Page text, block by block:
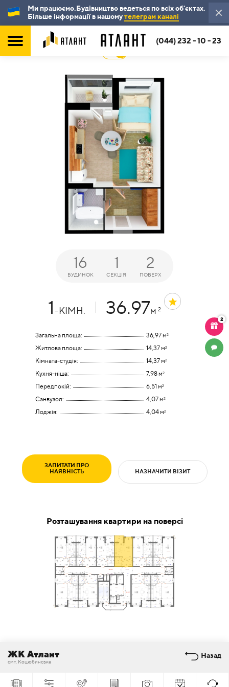
Ми працюємо.Будівництво ведеться по всіх об'єктах.
Більше інформації в нашомутелеграм каналі
(044) 232 - 10 - 23
2
ЧАТ
16
БУДИНОК
1
СЕКЦІЯ
2
ПОВЕРХ
1-КІМН. 36.97м 2
Загальна площа: 36,97 м2
Житлова площа: 14,37 м2
Кімната-студія: 14,37 м2
Кухня-ніша: 7,98 м2
Передпокій: 6,51 м2
Санвузол: 4,07 м2
Лоджія: 4,04 м2
Розташування квартири на поверсі
ЗАПИТАТИ ПРО
НАЯВНІСТЬ
НАЗНАЧИТИ ВІЗИТ
ЖК Атлант
смт. Коцюбинське
Назад